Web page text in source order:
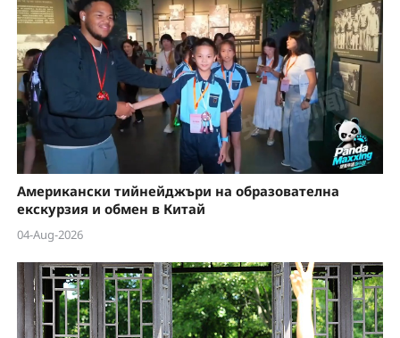
Американски тийнейджъри на образователна
екскурзия и обмен в Китай
04-Aug-2026